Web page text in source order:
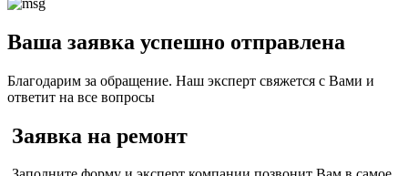
Ваша заявка успешно отправлена
Благодарим за обращение. Наш эксперт свяжется с Вами и
ответит на все вопросы
Заявка на ремонт